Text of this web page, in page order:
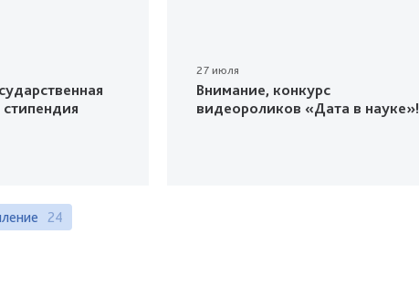
27 июля
Внимание, конкурс
видеороликов «Дата в науке»!
24